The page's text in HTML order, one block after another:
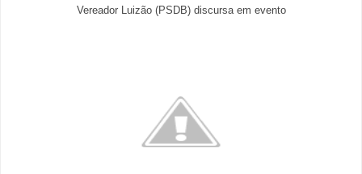
Vereador Luizão (PSDB) discursa em evento